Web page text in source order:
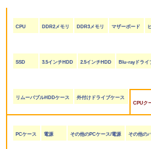
CPU DDR2メモリ DDR3メモリ マザーボード
SSD 3.5インチHDD 2.5インチHDD Blu-rayドライ
リムーバブルHDDケース
外付けドライブケース
CPUク
PCケース 電源 その他のPCケース/電源 その他の